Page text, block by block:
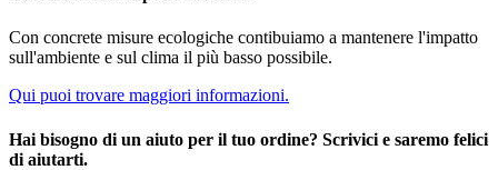
Con concrete misure ecologiche contibuiamo a mantenere l'impatto
sull'ambiente e sul clima il più basso possibile.
Qui puoi trovare maggiori informazioni.
Hai bisogno di un aiuto per il tuo ordine? Scrivici e saremo felici
di aiutarti.